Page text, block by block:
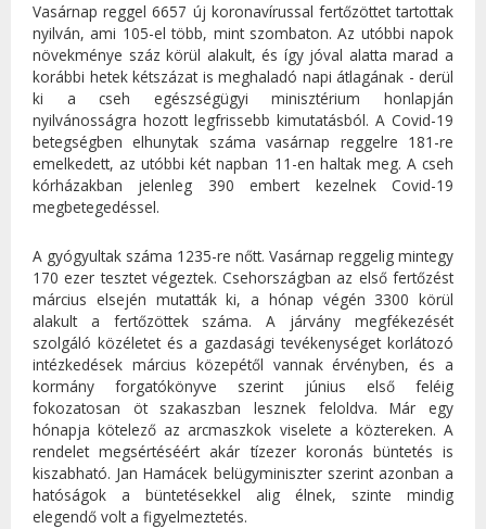
Vasárnap reggel 6657 új koronavírussal fertőzöttet tartottak
nyilván, ami 105-el több, mint szombaton. Az utóbbi napok
növekménye száz körül alakult, és így jóval alatta marad a
korábbi hetek kétszázat is meghaladó napi átlagának - derül
ki a cseh egészségügyi minisztérium honlapján
nyilvánosságra hozott legfrissebb kimutatásból. A Covid-19
betegségben elhunytak száma vasárnap reggelre 181-re
emelkedett, az utóbbi két napban 11-en haltak meg. A cseh
kórházakban jelenleg 390 embert kezelnek Covid-19
megbetegedéssel.
A gyógyultak száma 1235-re nőtt. Vasárnap reggelig mintegy
170 ezer tesztet végeztek. Csehországban az első fertőzést
március elsején mutatták ki, a hónap végén 3300 körül
alakult a fertőzöttek száma. A járvány megfékezését
szolgáló közéletet és a gazdasági tevékenységet korlátozó
intézkedések március közepétől vannak érvényben, és a
kormány forgatókönyve szerint június első feléig
fokozatosan öt szakaszban lesznek feloldva. Már egy
hónapja kötelező az arcmaszkok viselete a köztereken. A
rendelet megsértéséért akár tízezer koronás büntetés is
kiszabható. Jan Hamácek belügyminiszter szerint azonban a
hatóságok a büntetésekkel alig élnek, szinte mindig
elegendő volt a figyelmeztetés.